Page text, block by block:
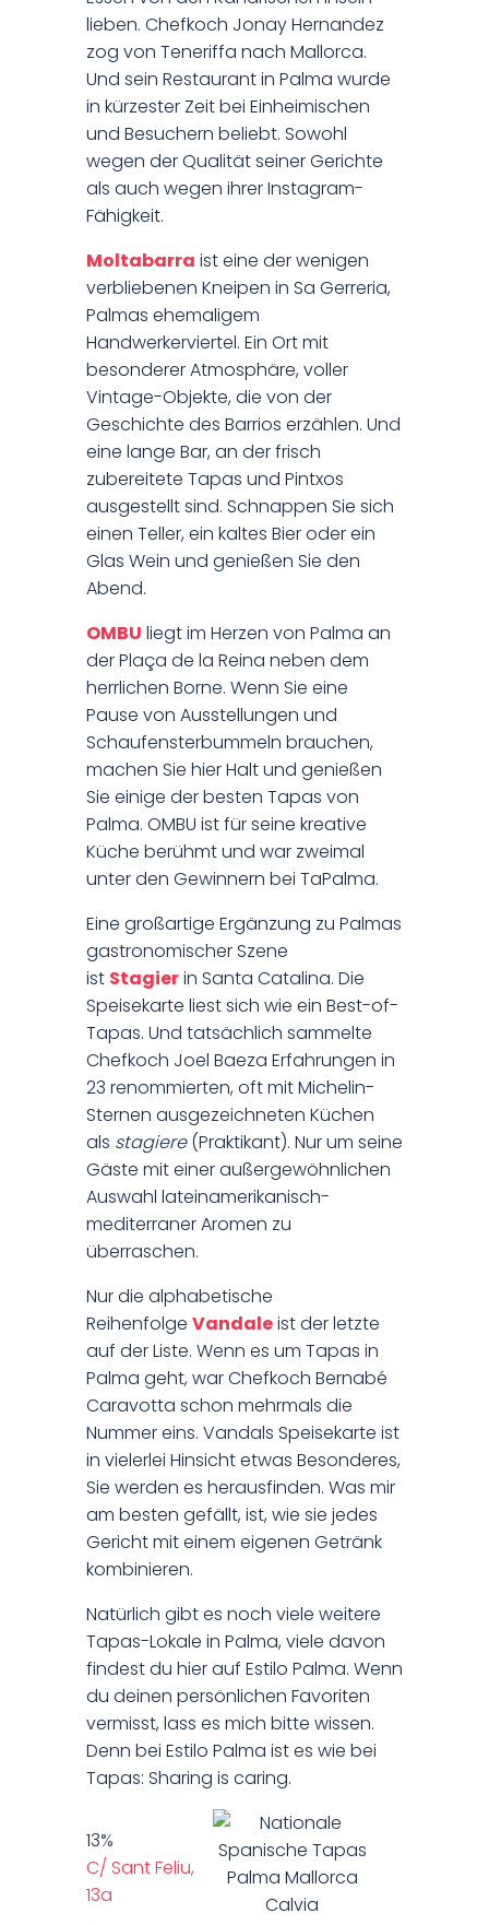
lieben. Chefkoch Jonay Hernandez
zog von Teneriffa nach Mallorca.
Und sein Restaurant in Palma wurde
in kürzester Zeit bei Einheimischen
und Besuchern beliebt. Sowohl
wegen der Qualität seiner Gerichte
als auch wegen ihrer Instagram-
Fähigkeit.
Moltabarra ist eine der wenigen
verbliebenen Kneipen in Sa Gerreria,
Palmas ehemaligem
Handwerkerviertel. Ein Ort mit
besonderer Atmosphäre, voller
Vintage-Objekte, die von der
Geschichte des Barrios erzählen. Und
eine lange Bar, an der frisch
zubereitete Tapas und Pintxos
ausgestellt sind. Schnappen Sie sich
einen Teller, ein kaltes Bier oder ein
Glas Wein und genießen Sie den
Abend.
OMBU liegt im Herzen von Palma an
der Plaça de la Reina neben dem
herrlichen Borne. Wenn Sie eine
Pause von Ausstellungen und
Schaufensterbummeln brauchen,
machen Sie hier Halt und genießen
Sie einige der besten Tapas von
Palma. OMBU ist für seine kreative
Küche berühmt und war zweimal
unter den Gewinnern bei TaPalma.
Eine großartige Ergänzung zu Palmas
gastronomischer Szene
ist Stagierin Santa Catalina. Die
Speisekarte liest sich wie ein Best-of-
Tapas. Und tatsächlich sammelte
Chefkoch Joel Baeza Erfahrungen in
23 renommierten, oft mit Michelin-
Sternen ausgezeichneten Küchen
als stagiere(Praktikant). Nur um seine
Gäste mit einer außergewöhnlichen
Auswahl lateinamerikanisch-
mediterraner Aromen zu
überraschen.
Nur die alphabetische
Reihenfolge Vandaleist der letzte
auf der Liste. Wenn es um Tapas in
Palma geht, war Chefkoch Bernabé
Caravotta schon mehrmals die
Nummer eins. Vandals Speisekarte ist
in vielerlei Hinsicht etwas Besonderes,
Sie werden es herausfinden. Was mir
am besten gefällt, ist, wie sie jedes
Gericht mit einem eigenen Getränk
kombinieren.
Natürlich gibt es noch viele weitere
Tapas-Lokale in Palma, viele davon
findest du hier auf Estilo Palma. Wenn
du deinen persönlichen Favoriten
vermisst, lass es mich bitte wissen.
Denn bei Estilo Palma ist es wie bei
Tapas: Sharing is caring.
13%
C/ Sant Feliu,
13a